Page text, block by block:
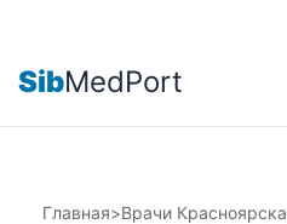
SibMedPort
Главная>Врачи Красноярска